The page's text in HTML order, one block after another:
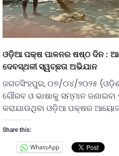
ଓଡ଼ିଆ ପକ୍ଷ ପାଳନର ଷଷ୍ଠ ଦିନ :
ଦେବସ୍ଥଳୀ ସ୍ୱଚ୍ଛତା ଅଭିଯାନ
ଜଗତସିଂହପୁର, ୦୭/୦୪/୨୦୨୫
ଗୌରବ ଓ ଭାଷାକୁ ସମ୍ମାନ ଜଣାଇବା
କରାଯାଉଥିବା ଓଡ଼ିଆ ପକ୍ଷର
Share this:
WhatsApp